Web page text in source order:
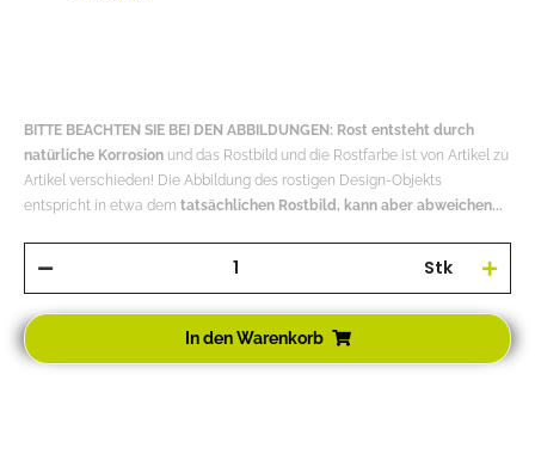
BITTE BEACHTEN SIE BEI DEN ABBILDUNGEN: Rost entsteht durch
natürliche Korrosion und das Rostbild und die Rostfarbe ist von Artikel zu
Artikel verschieden! Die Abbildung des rostigen Design-Objekts
entspricht in etwa dem tatsächlichen Rostbild, kann aber abweichen...
Stk
In den Warenkorb